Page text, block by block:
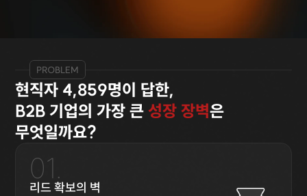
PROBLEM
현직자 4,859명이 답한,
B2B 기업의 가장 큰 성장 장벽은
무엇일까요?
01.
리드 확보의 벽